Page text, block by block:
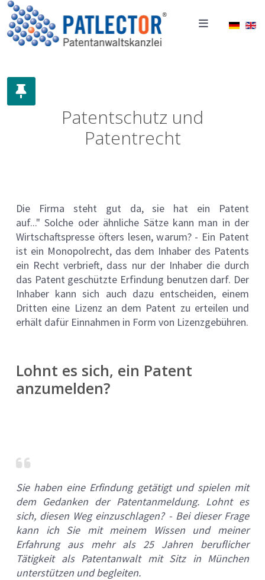
Patentschutz und
Patentrecht
Die Firma steht gut da, sie hat ein Patent
auf..." Solche oder ähnliche Sätze kann man in der
Wirtschaftspresse öfters lesen, warum? - Ein Patent
ist ein Monopolrecht, das dem Inhaber des Patents
ein Recht verbrieft, dass nur der Inhaber die durch
das Patent geschützte Erfindung benutzen darf. Der
Inhaber kann sich auch dazu entscheiden, einem
Dritten eine Lizenz an dem Patent zu erteilen und
erhält dafür Einnahmen in Form von Lizenzgebühren.
Lohnt es sich, ein Patent
anzumelden?
Sie haben eine Erfindung getätigt und spielen mit
dem Gedanken der Patentanmeldung. Lohnt es
sich, diesen Weg einzuschlagen? - Bei dieser Frage
kann ich Sie mit meinem Wissen und meiner
Erfahrung aus mehr als 25 Jahren beruflicher
Tätigkeit als Patentanwalt mit Sitz in München
unterstützen und begleiten.